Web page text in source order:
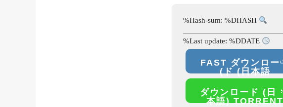
FAST ダウンロー
ド (日本語)
ダウンロード (日
本語) TORRENT